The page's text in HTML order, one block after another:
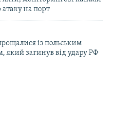
на порт
із польським
який загинув від удару РФ